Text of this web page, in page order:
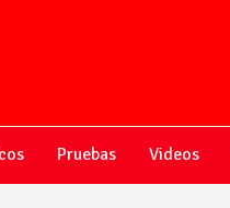
Pruebas Videos